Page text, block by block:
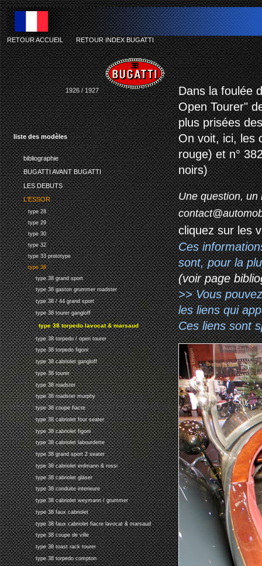
liste des modèles
bibliographie
BUGATTI AVANT BUGATTI
LES DEBUTS
L'ESSOR
type 28
type 29
type 30
type 32
type 33 prototype
type 38
type 38 grand sport
type 38 gaston grummer roadster
type 38 / 44 grand sport
type 38 tourer gangloff
type 38 torpedo lavocat & marsaud
type 38 torpedo / open tourer
type 38 torpedo figoni
type 38 cabriolet gangloff
type 38 tourer
type 38 roadster
type 38 roadster murphy
type 38 coupe fiacre
type 38 cabriolet four seater
type 38 cabriolet figoni
type 38 cabriolet labourdette
type 38 grand sport 2 seater
type 38 cabriolet erdmann & rossi
type 38 cabriolet gläser
type 38 conduite interieure
type 38 cabriolet weymann / grummer
type 38 faux cabriolet
type 38 faux cabriolet fiacre lavocat & marsaud
type 38 coupe de ville
type 38 toast rack tourer
type 38 torpedo compton
RETOUR ACCUEIL-RETOUR INDEX BUGATTI
1926 / 1927
Dans la foulée
Open Tourer"
plus prisées
On voit, ici, les
rouge) et n°
noirs)
Une question, un
cliquez sur les
Ces
sont, pour la
(voir page
>> Vous
les liens qui
Ces liens sont